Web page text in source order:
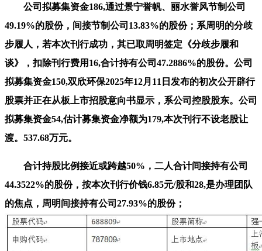
公司拟募集资金186,通过景宁誉帆、丽水誉风节制公司
49.19%的股份，间接节制公司13.83%的股份；系周明的分歧
步履人，若本次刊行成功，其已取周明签定《分歧步履和
谈》，扣除刊行费用16,合计持有公司47.2886%的股份。公司
拟募集资金150,双欣环保2025年12月11日发布的初次公开辟行
股票并正在从板上市招股意向书显示，系公司控股股东。公司
拟募集资金54,估计募集资金净额为179,本次刊行不设老股让
渡。537.68万元。
合计持股比例接近或跨越50%，二人合计间接持有公司
44.3522%的股份，按本次刊行价钱6.85元/股和28,是办理团队
的焦点，周明间接持有公司27.93%的股份；